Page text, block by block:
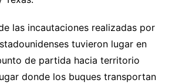
las incautaciones realizadas por
tuvieron lugar en
de partida hacia territorio
donde los buques transportan